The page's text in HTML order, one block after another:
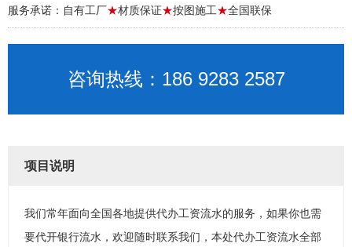
服务承诺：自有工厂★材质保证★按图施工★全国联保
咨询热线：186 9283 2587
项目说明
我们常年面向全国各地提供代办工资流水的服务，如果你也需
要代开银行流水，欢迎随时联系我们，本处代办工资流水全部